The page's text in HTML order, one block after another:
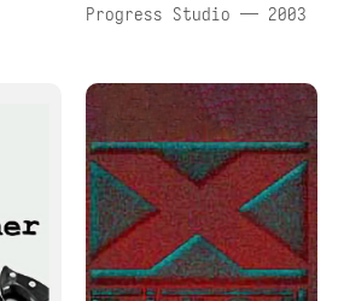
Progress Studio — 2003